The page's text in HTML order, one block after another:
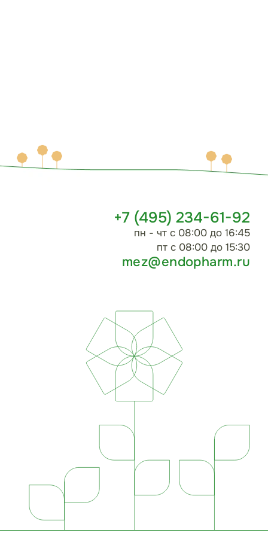
+7 (495) 234-61-92
пн - чт с 08:00 до 16:45
пт с 08:00 до 15:30
mez@endopharm.ru